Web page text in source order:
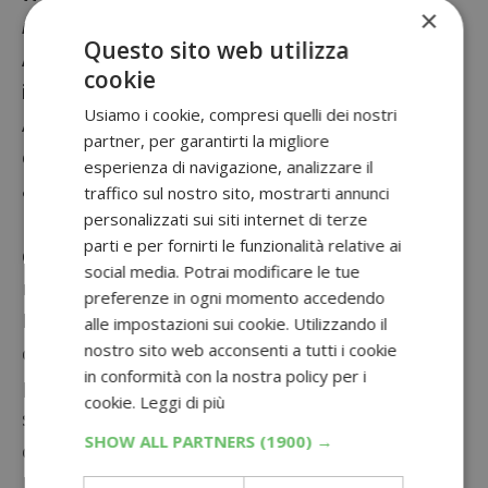
rimborsati Listerine
Alternative alla dichiarazione di
insoddisfazione:
Al posto del testo di almeno 50 parole dove
esprimete la vostra insoddisfazione potrete
anche produrre una fotografia che mostri la
presenza di calcare o grasso nelle parti vitali
della lavastoviglie ( entro una settimana
massimo dall’acquisto di
Finish Cura
Lavastoviglie) o un rapporto di un tecnico che
certifichi che, nonostante l’uso di questo
prodotto, i risultati di lavaggio non siano
soddisfacenti a causa della presenza di sporco
o residui nell’elettrodomestico.
×
Questo sito web utilizza
cookie
Usiamo i cookie, compresi quelli dei nostri
partner, per garantirti la migliore
esperienza di navigazione, analizzare il
traffico sul nostro sito, mostrarti annunci
personalizzati sui siti internet di terze
parti e per fornirti le funzionalità relative ai
social media. Potrai modificare le tue
preferenze in ogni momento accedendo
alle impostazioni sui cookie. Utilizzando il
nostro sito web acconsenti a tutti i cookie
in conformità con la nostra policy per i
cookie. Leggi di più
SHOW ALL PARTNERS (1900) →